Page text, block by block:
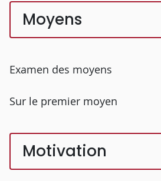
Moyens
Examen des moyens
Sur le premier moyen
Motivation